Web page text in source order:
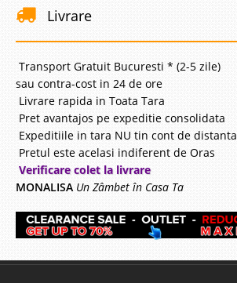
Livrare
Transport Gratuit Bucuresti * (2-5 zile)
sau contra-cost in 24 de ore
Livrare rapida in Toata Tara
Pret avantajos pe expeditie consolidata
Expeditiile in tara NU tin cont de distanta
Pretul este acelasi indiferent de Oras
Verificare colet la livrare
MONALISA Un Zâmbet în Casa Ta